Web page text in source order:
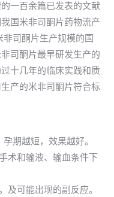
一百余篇已发表的文献
国米非司酮片药物流产
司酮片生产规模的国
司酮片最早研发生产的
十几年的临床实践和质
产的米非司酮片符合标
期越短，效果越好。
术和输液、输血条件下
及可能出现的副反应。